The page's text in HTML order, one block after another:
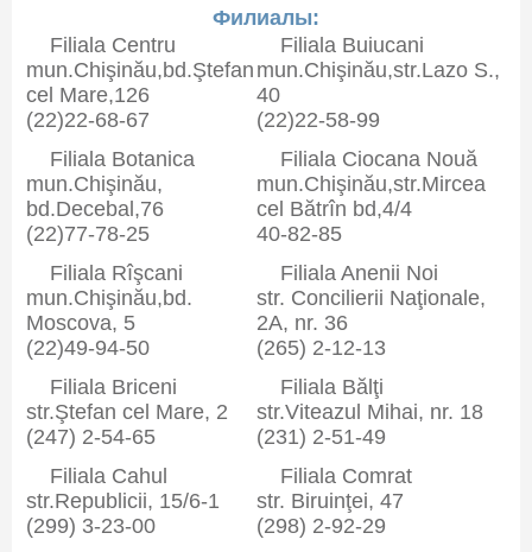
Филиалы:
Filiala Centru
mun.Chişinău,bd.Ştefan
cel Mare,126
(22)22-68-67
Filiala Buiucani
mun.Chişinău,str.Lazo S.,
40
(22)22-58-99
Filiala Botanica
mun.Chişinău,
bd.Decebal,76
(22)77-78-25
Filiala Ciocana Nouă
mun.Chişinău,str.Mircea
cel Bătrîn bd,4/4
40-82-85
Filiala Rîşcani
mun.Chişinău,bd.
Moscova, 5
(22)49-94-50
Filiala Anenii Noi
str. Concilierii Naţionale,
2A, nr. 36
(265) 2-12-13
Filiala Briceni
str.Ştefan cel Mare, 2
(247) 2-54-65
Filiala Bălţi
str.Viteazul Mihai, nr. 18
(231) 2-51-49
Filiala Cahul
str.Republicii, 15/6-1
(299) 3-23-00
Filiala Comrat
str. Biruinţei, 47
(298) 2-92-29